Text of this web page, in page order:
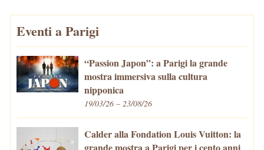
Eventi a Parigi
“Passion Japon”: a Parigi la grande
mostra immersiva sulla cultura
nipponica
19/03/26 – 23/08/26
Calder alla Fondation Louis Vuitton: la